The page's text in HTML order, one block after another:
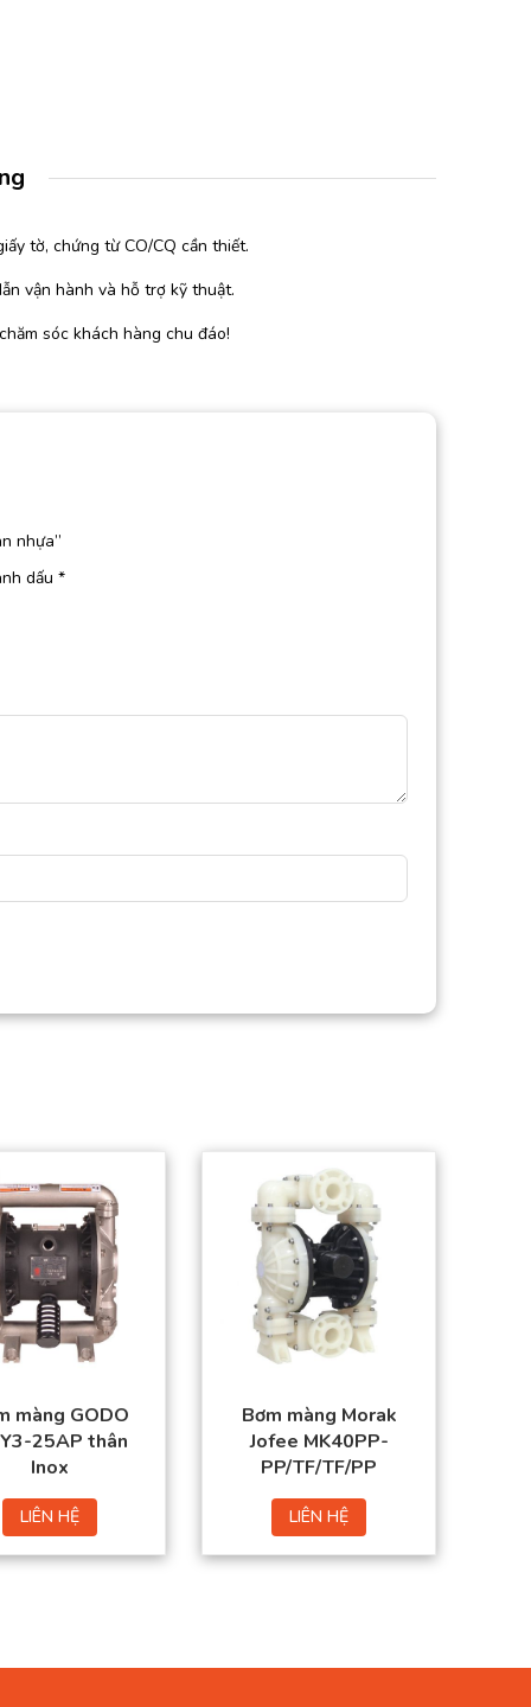
tờ, chứng từ CO/CQ cần thiết.
vận hành và hỗ trợ kỹ thuật.
sóc khách hàng chu đáo!
nhựa”
dấu *
màng GODO
25AP thân
Inox
LIÊN HỆ
Bơm màng Morak
Jofee MK40PP-
PP/TF/TF/PP
LIÊN HỆ